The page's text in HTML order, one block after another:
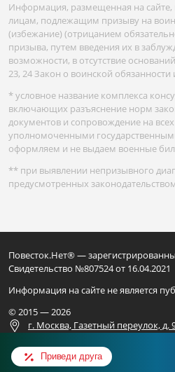
Приведи друга
Информация, размещенная на сайте,
лицам, подлежащим призыву на
(избежание) (отрицанием
призыва, путем введения их в
возможности, в отсутствие
23, 24 Закон о воинской
* условное название комплекса
включающих разъяснение норм
документов и сопровождение на
уполномоченными
оформляем и не выдаем военные
** при выявлении непризывного
предусмотренных
г. Москва, Газетный переулок, д.
Для официальных запросов
Повесток.Нет® —
Свидетельство №807524 от 16.04.2021
Информация на сайте не является
© 2015 — 2026